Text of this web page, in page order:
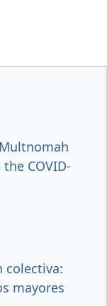
COVID-
colectiva:
mayores